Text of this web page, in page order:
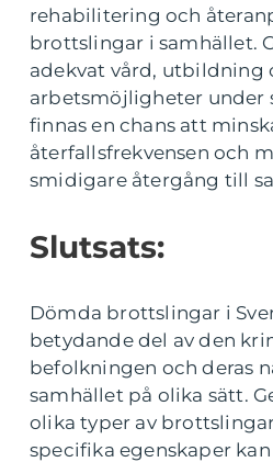
rehabilitering och
brottslingar i samhället.
adekvat vård, utbildning
arbetsmöjligheter under
finnas en chans att
återfallsfrekvensen och
smidigare återgång till
Slutsats:
Dömda brottslingar i
betydande del av den
befolkningen och deras
samhället på olika sätt.
olika typer av
specifika egenskaper